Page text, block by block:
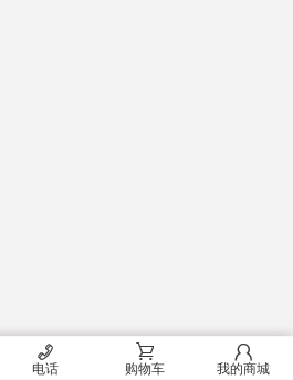
󰄫
电话
󰂟
购物车
󰂢
我的商城